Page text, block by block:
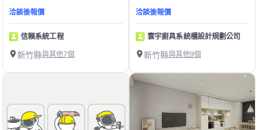
洽談後報價
信賴系統工程
新竹縣與其他7個
洽談後報價
寰宇廚具系統櫃設計規劃公司
新竹縣與其他9個